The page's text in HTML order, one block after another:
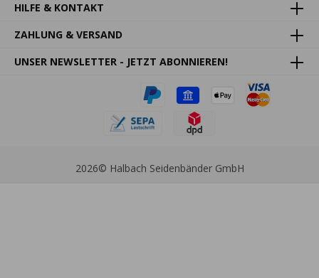
HILFE & KONTAKT
ZAHLUNG & VERSAND
UNSER NEWSLETTER - JETZT ABONNIEREN!
2026© Halbach Seidenbänder GmbH